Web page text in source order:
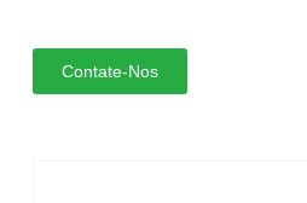
Contate-Nos